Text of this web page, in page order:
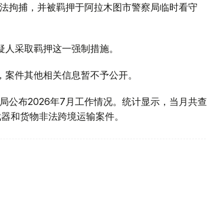
拘捕，并被羁押于阿拉木图市警察局临时看守
采取羁押这一强制措施。
件其他相关信息暂不予公开。
公布2026年7月工作情况。统计显示，当月共查
和货物非法跨境运输案件。